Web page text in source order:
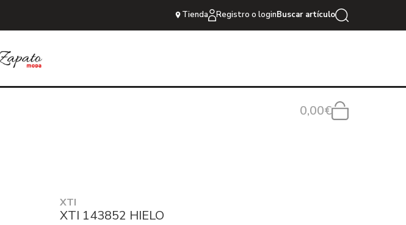
Tienda Registro o loginBuscar artículo
0,00€
XTI
XTI 143852 HIELO